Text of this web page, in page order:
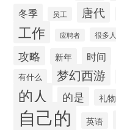
冬季 员工 唐代
工作 应聘者 很多人
攻略 新年 时间
有什么 梦幻西游
的人 的是 礼物
自己的 英语